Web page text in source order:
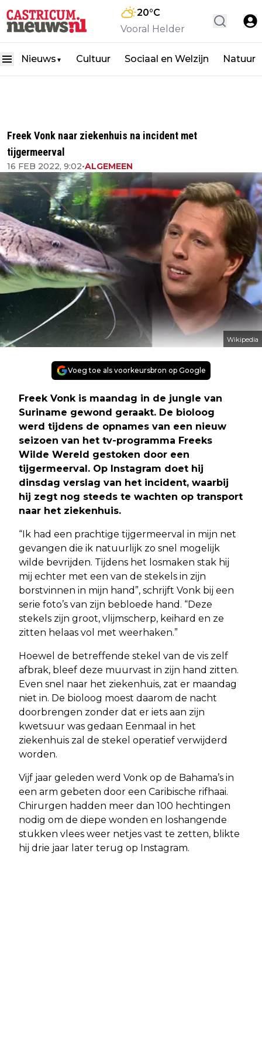
20°C
Vooral Helder
Nieuws ▼ Cultuur Sociaal en Welzijn Natuur
Freek Vonk naar ziekenhuis na incident met
tijgermeerval
16 FEB 2022, 9:02•ALGEMEEN
Wikipedia
Voeg toe als voorkeursbron op Google
Freek Vonk is maandag in de jungle van
Suriname gewond geraakt. De bioloog
werd tijdens de opnames van een nieuw
seizoen van het tv-programma Freeks
Wilde Wereld gestoken door een
tijgermeerval. Op Instagram doet hij
dinsdag verslag van het incident, waarbij
hij zegt nog steeds te wachten op transport
naar het ziekenhuis.
“Ik had een prachtige tijgermeerval in mijn net
gevangen die ik natuurlijk zo snel mogelijk
wilde bevrijden. Tijdens het losmaken stak hij
mij echter met een van de stekels in zijn
borstvinnen in mijn hand”, schrijft Vonk bij een
serie foto’s van zijn bebloede hand. “Deze
stekels zijn groot, vlijmscherp, keihard en ze
zitten helaas vol met weerhaken.”
Hoewel de betreffende stekel van de vis zelf
afbrak, bleef deze muurvast in zijn hand zitten.
Even snel naar het ziekenhuis, zat er maandag
niet in. De bioloog moest daarom de nacht
doorbrengen zonder dat er iets aan zijn
kwetsuur was gedaan Eenmaal in het
ziekenhuis zal de stekel operatief verwijderd
worden.
Vijf jaar geleden werd Vonk op de Bahama’s in
een arm gebeten door een Caribische rifhaai.
Chirurgen hadden meer dan 100 hechtingen
nodig om de diepe wonden en loshangende
stukken vlees weer netjes vast te zetten, blikte
hij drie jaar later terug op Instagram.